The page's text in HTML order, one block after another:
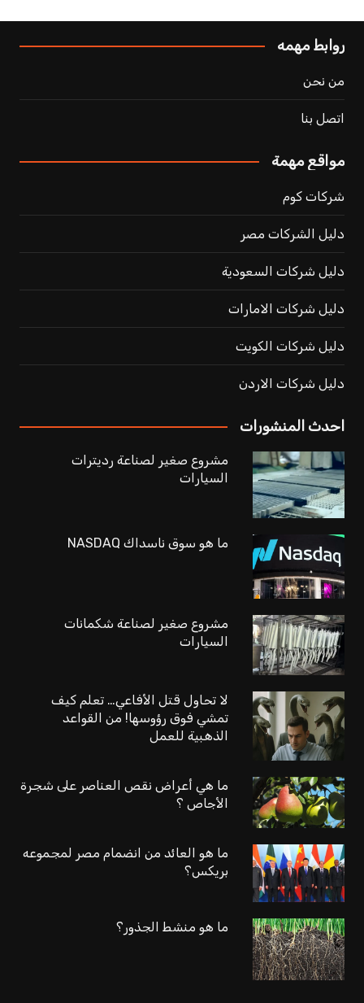
روابط مهمه
من نحن
اتصل بنا
مواقع مهمة
شركات كوم
دليل الشركات مصر
دليل شركات السعودية
دليل شركات الامارات
دليل شركات الكويت
دليل شركات الاردن
احدث المنشورات
مشروع صغير لصناعة رديترات
السيارات
ما هو سوق ناسداك NASDAQ
مشروع صغير لصناعة شكمانات
السيارات
لا تحاول قتل الأفاعي… تعلم كيف
تمشي فوق رؤوسها! من القواعد
الذهبية للعمل
ما هي أعراض نقص العناصر على شجرة
الأجاص ؟
ما هو العائد من انضمام مصر لمجموعه
بريكس؟
ما هو منشط الجذور؟